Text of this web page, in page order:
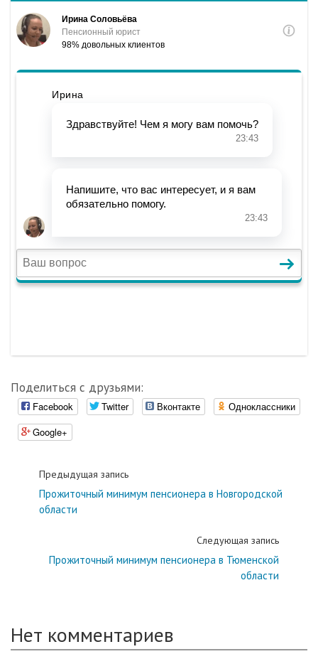
Поделиться с друзьями:
Facebook Twitter Вконтакте
Одноклассники
Google+
Предыдущая запись
Прожиточный минимум пенсионера в Новгородской
области
Следующая запись
Прожиточный минимум пенсионера в Тюменской
области
Нет комментариев